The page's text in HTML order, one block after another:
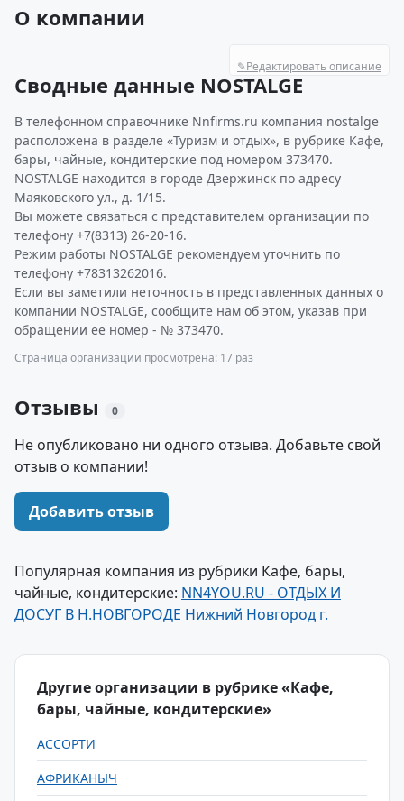
О компании
✎Редактировать описание
Сводные данные NOSTALGE
В телефонном справочнике Nnfirms.ru компания nostalge
расположена в разделе «Туризм и отдых», в рубрике Кафе,
бары, чайные, кондитерские под номером 373470.
NOSTALGE находится в городе Дзержинск по адресу
Маяковского ул., д. 1/15.
Вы можете связаться с представителем организации по
телефону +7(8313) 26-20-16.
Режим работы NOSTALGE рекомендуем уточнить по
телефону +78313262016.
Если вы заметили неточность в представленных данных о
компании NOSTALGE, сообщите нам об этом, указав при
обращении ее номер - № 373470.
Страница организации просмотрена: 17 раз
Отзывы 0
Не опубликовано ни одного отзыва. Добавьте свой
отзыв о компании!
Добавить отзыв
Популярная компания из рубрики Кафе, бары,
чайные, кондитерские: NN4YOU.RU - ОТДЫХ И
ДОСУГ В Н.НОВГОРОДЕ Нижний Новгород г.
Другие организации в рубрике «Кафе,
бары, чайные, кондитерские»
АССОРТИ
АФРИКАНЫЧ